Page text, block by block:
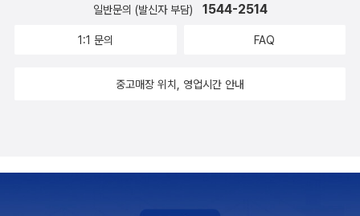
일반문의 (발신자 부담) 1544-2514
1:1 문의 FAQ
중고매장 위치, 영업시간 안내